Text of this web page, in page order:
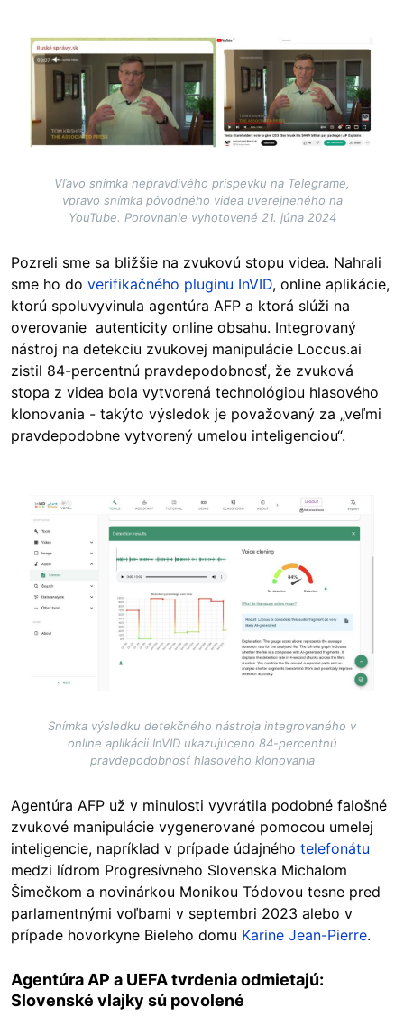
Image
Vľavo snímka nepravdivého príspevku na Telegrame,
vpravo snímka pôvodného videa uverejneného na
YouTube. Porovnanie vyhotovené 21. júna 2024
Pozreli sme sa bližšie na zvukovú stopu videa. Nahrali
sme ho do verifikačného pluginu InVID, online aplikácie,
ktorú spoluvyvinula agentúra AFP a ktorá slúži na
overovanie autenticity online obsahu. Integrovaný
nástroj na detekciu zvukovej manipulácie Loccus.ai
zistil 84-percentnú pravdepodobnosť, že zvuková
stopa z videa bola vytvorená technológiou hlasového
klonovania - takýto výsledok je považovaný za „veľmi
pravdepodobne vytvorený umelou inteligenciou“.
Image
Snímka výsledku detekčného nástroja integrovaného v
online aplikácii InVID ukazujúceho 84-percentnú
pravdepodobnosť hlasového klonovania
Agentúra AFP už v minulosti vyvrátila podobné falošné
zvukové manipulácie vygenerované pomocou umelej
inteligencie, napríklad v prípade údajného telefonátu
medzi lídrom Progresívneho Slovenska Michalom
Šimečkom a novinárkou Monikou Tódovou tesne pred
parlamentnými voľbami v septembri 2023 alebo v
prípade hovorkyne Bieleho domu Karine Jean-Pierre.
Agentúra AP a UEFA tvrdenia odmietajú:
Slovenské vlajky sú povolené